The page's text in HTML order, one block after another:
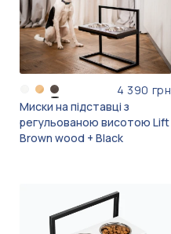
4 390 грн
Миски на підставці з
регульованою висотою Lift
Brown wood + Black